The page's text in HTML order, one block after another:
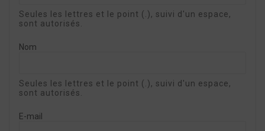
Seules les lettres et le point (.), suivi d'un espace,
sont autorisés.
Nom
Seules les lettres et le point (.), suivi d'un espace,
sont autorisés.
E-mail